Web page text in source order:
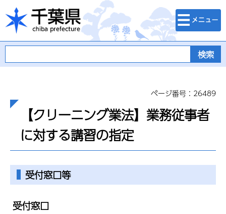
千葉県
検索・メニュ
ー
ページ番号：26489
【クリーニング業法】業務従事者
に対する講習の指定
受付窓口等
受付窓口